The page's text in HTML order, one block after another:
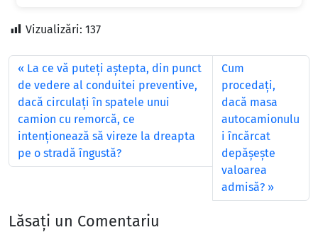
Vizualizări: 137
La ce vă puteți aștepta, din punct
de vedere al conduitei preventive,
dacă circulați în spatele unui
camion cu remorcă, ce
intenționează să vireze la dreapta
pe o stradă îngustă?
Cum
procedaţi,
dacă masa
autocamionulu
i încărcat
depăşeşte
valoarea
admisă?
Lăsați un Comentariu